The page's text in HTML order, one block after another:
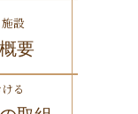
設
要
る